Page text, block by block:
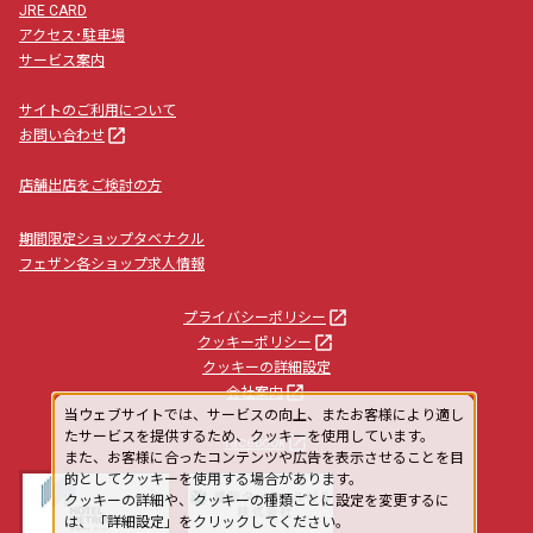
JRE CARD
アクセス･駐車場
サービス案内
サイトのご利用について
お問い合わせ launch
店舗出店をご検討の方
期間限定ショップタベナクル
フェザン各ショップ求人情報
プライバシーポリシー launch
クッキーポリシー launch
クッキーの詳細設定
会社案内launch
facebooklaunch
当ウェブサイトでは、サービスの向上、またお客様により適し
たサービスを提供するため、クッキーを使用しています。
また、お客様に合ったコンテンツや広告を表示させることを目
的としてクッキーを使用する場合があります。
クッキーの詳細や、クッキーの種類ごとに設定を変更するに
は、「詳細設定」をクリックしてください。